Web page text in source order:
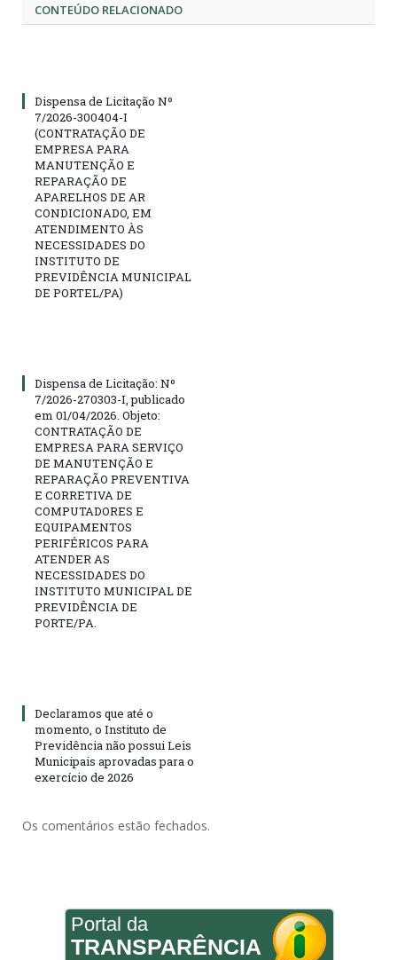
CONTEÚDO RELACIONADO
Dispensa de Licitação Nº
7/2026-300404-I
(CONTRATAÇÃO DE
EMPRESA PARA
MANUTENÇÃO E
REPARAÇÃO DE
APARELHOS DE AR
CONDICIONADO, EM
ATENDIMENTO ÀS
NECESSIDADES DO
INSTITUTO DE
PREVIDÊNCIA MUNICIPAL
DE PORTEL/PA)
Dispensa de Licitação: Nº
7/2026-270303-I, publicado
em 01/04/2026. Objeto:
CONTRATAÇÃO DE
EMPRESA PARA SERVIÇO
DE MANUTENÇÃO E
REPARAÇÃO PREVENTIVA
E CORRETIVA DE
COMPUTADORES E
EQUIPAMENTOS
PERIFÉRICOS PARA
ATENDER AS
NECESSIDADES DO
INSTITUTO MUNICIPAL DE
PREVIDÊNCIA DE
PORTE/PA.
Declaramos que até o
momento, o Instituto de
Previdência não possui Leis
Municipais aprovadas para o
exercício de 2026
Os comentários estão fechados.
Portal da
TRANSPARÊNCIA